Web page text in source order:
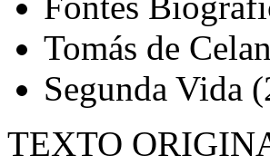
Tomás de
Segunda Vida
TEXTO